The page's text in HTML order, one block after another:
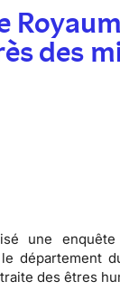
des
une
département
des êtres